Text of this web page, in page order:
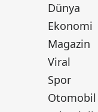
Dünya
Ekonomi
Magazin
Viral
Spor
Otomobil